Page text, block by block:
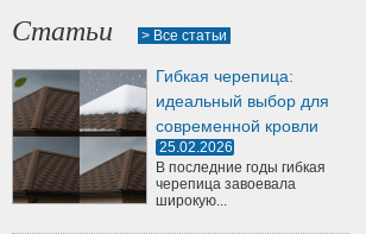
Статьи > Все статьи
Гибкая черепица:
идеальный выбор для
современной кровли
25.02.2026
В последние годы гибкая
черепица завоевала
широкую...